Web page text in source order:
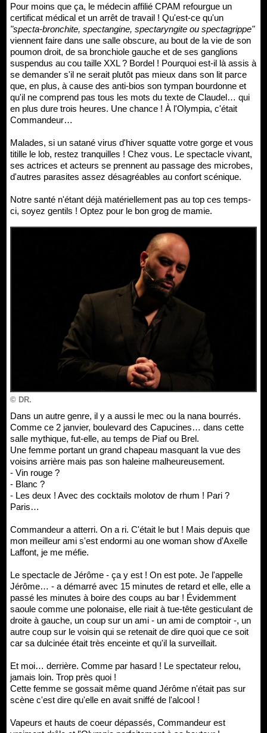
Pour moins que ça, le médecin affilié CPAM refourgue un
certificat médical et un arrêt de travail ! Qu'est-ce qu'un
"specta-bronchite, spectangine, spectaryngite ou spectagrippe"
viennent faire dans une salle obscure, au bout de la vie de son
poumon droit, de sa bronchiole gauche et de ses ganglions
suspendus au cou taille XXL ? Bordel ! Pourquoi est-il là assis à
se demander s'il ne serait plutôt pas mieux dans son lit parce
que, en plus, à cause des anti-bios son tympan bourdonne et
qu'il ne comprend pas tous les mots du texte de Claudel… qui
en plus dure trois heures. Une chance ! À l'Olympia, c'était
Commandeur…
Malades, si un satané virus d'hiver squatte votre gorge et vous
titille le lob, restez tranquilles ! Chez vous. Le spectacle vivant,
ses actrices et acteurs se prennent au passage des microbes,
d'autres parasites assez désagréables au confort scénique.
Notre santé n'étant déjà matériellement pas au top ces temps-
ci, soyez gentils ! Optez pour le bon grog de mamie.
© DR.
Dans un autre genre, il y a aussi le mec ou la nana bourrés.
Comme ce 2 janvier, boulevard des Capucines… dans cette
salle mythique, fut-elle, au temps de Piaf ou Brel.
Une femme portant un grand chapeau masquant la vue des
voisins arrière mais pas son haleine malheureusement.
- Vin rouge ?
- Blanc ?
- Les deux ! Avec des cocktails molotov de rhum ! Pari ?
Paris…
Commandeur a atterri. On a ri. C'était le but ! Mais depuis que
mon meilleur ami s'est endormi au one woman show d'Axelle
Laffont, je me méfie.
Le spectacle de Jérôme - ça y est ! On est pote. Je l'appelle
Jérôme… - a démarré avec 15 minutes de retard et elle, elle a
passé les minutes à boire des coups au bar ! Évidemment
saoule comme une polonaise, elle riait à tue-tête gesticulant de
droite à gauche, un coup sur un ami - un ami de comptoir -, un
autre coup sur le voisin qui se retenait de dire quoi que ce soit
car sa dulcinée était très enceinte et qu'il la surveillait.
Et moi… derrière. Comme par hasard ! Le spectateur relou,
jamais loin. Trop près quoi !
Cette femme se gossait même quand Jérôme n'était pas sur
scène c'est dire qu'elle en avait sniffé de l'alcool !
Vapeurs et hauts de coeur dépassés, Commandeur est